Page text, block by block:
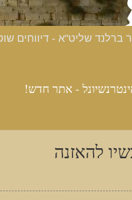
- אתר חדש!
להאזנה